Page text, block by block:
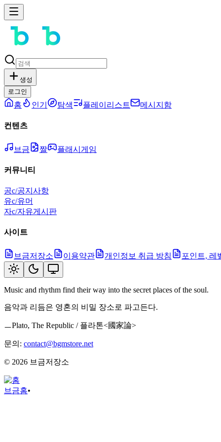
생성
로그인
홈 인기 탐색 플레이리스트 메시지함
컨텐츠
브금 짤 플래시게임
커뮤니티
공c/공지사항
유c/유머
자c/자유게시판
사이트
브금저장소 이용약관 개인정보 취급 방침 포인트, 레
Music and rhythm find their way into the secret places of the soul.
음악과 리듬은 영혼의 비밀 장소로 파고든다.
ㅡPlato, The Republic / 플라톤<國家論>
문의: contact@bgmstore.net
© 2026 브금저장소
브금홈•